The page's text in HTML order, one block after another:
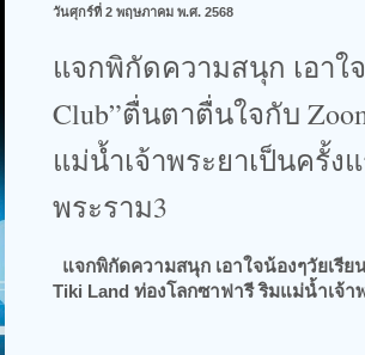
วันศุกร์ที่ 2 พฤษภาคม พ.ศ. 2568
แจกพิกัดความสนุก เอาใ
Club”ตื่นตาตื่นใจกับ
แม่น้ำเจ้าพระยาเป็นครั้ง
พระราม3
แจกพิกัดความสนุก เอาใจน้องๆวัยเรีย
Tiki Land ท่องโลกซาฟารี ริมแม่น้ำเจ้า